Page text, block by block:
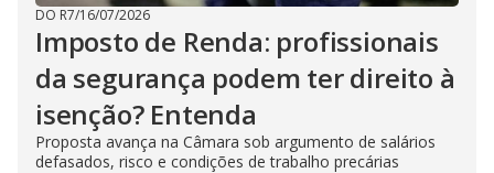
DO R7/16/07/2026
Imposto de Renda: profissionais
da segurança podem ter direito à
isenção? Entenda
Proposta avança na Câmara sob argumento de salários
defasados, risco e condições de trabalho precárias